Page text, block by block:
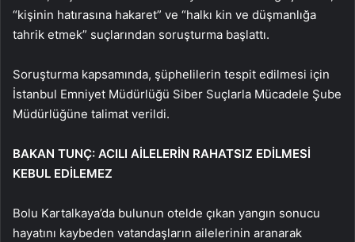
“kişinin hatırasına hakaret” ve “halkı kin ve düşmanlığa
tahrik etmek” suçlarından soruşturma başlattı.
Soruşturma kapsamında, şüphelilerin tespit edilmesi için
İstanbul Emniyet Müdürlüğü Siber Suçlarla Mücadele Şube
Müdürlüğüne talimat verildi.
BAKAN TUNÇ: ACILI AİLELERİN RAHATSIZ EDİLMESİ
KEBUL EDİLEMEZ
Bolu Kartalkaya’da bulunun otelde çıkan yangın sonucu
hayatını kaybeden vatandaşların ailelerinin aranarak